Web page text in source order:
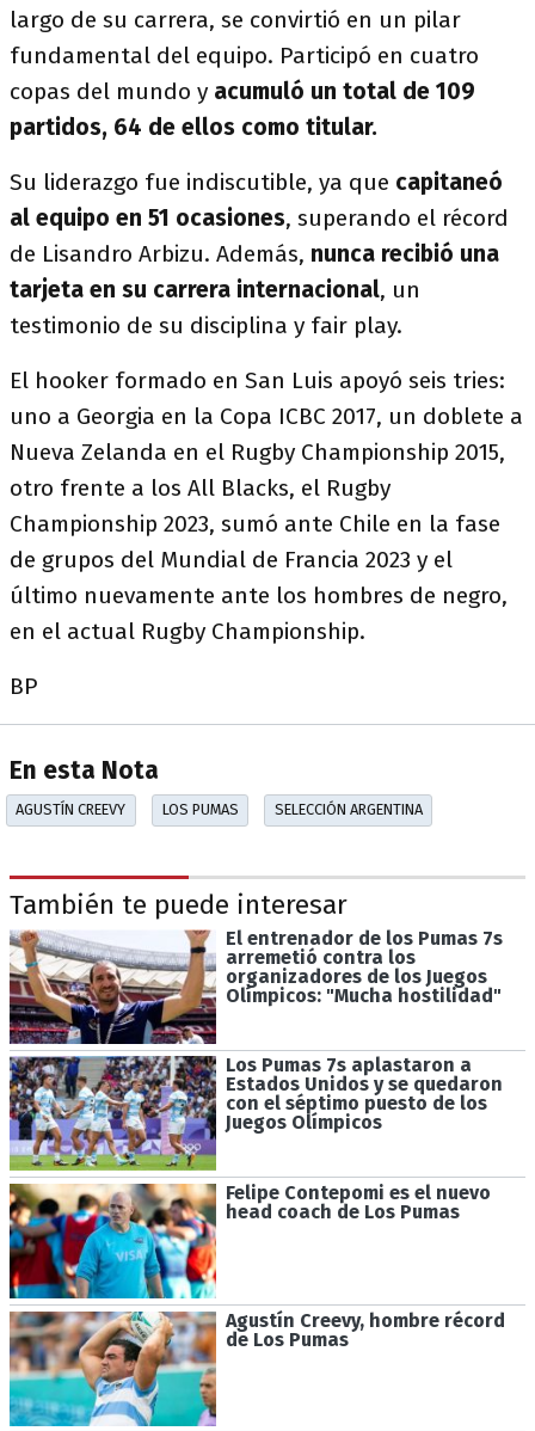
largo de su carrera, se convirtió en un pilar
fundamental del equipo. Participó en cuatro
copas del mundo y acumuló un total de 109
partidos, 64 de ellos como titular.
Su liderazgo fue indiscutible, ya que capitaneó
al equipo en 51 ocasiones, superando el récord
de Lisandro Arbizu. Además, nunca recibió una
tarjeta en su carrera internacional, un
testimonio de su disciplina y fair play.
El hooker formado en San Luis apoyó seis tries:
uno a Georgia en la Copa ICBC 2017, un doblete a
Nueva Zelanda en el Rugby Championship 2015,
otro frente a los All Blacks, el Rugby
Championship 2023, sumó ante Chile en la fase
de grupos del Mundial de Francia 2023 y el
último nuevamente ante los hombres de negro,
en el actual Rugby Championship.
BP
En esta Nota
AGUSTÍN CREEVY LOS PUMAS SELECCIÓN ARGENTINA
También te puede interesar
El entrenador de los Pumas 7s
arremetió contra los
organizadores de los Juegos
Olímpicos: "Mucha hostilidad"
Los Pumas 7s aplastaron a
Estados Unidos y se quedaron
con el séptimo puesto de los
Juegos Olímpicos
Felipe Contepomi es el nuevo
head coach de Los Pumas
Agustín Creevy, hombre récord
de Los Pumas